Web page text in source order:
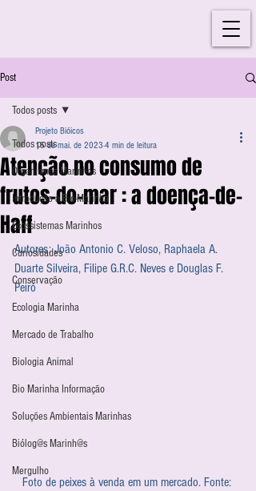
Post
Todos posts
Organismos Marinhos
Introdução à Bio-Marinha
Ecossistemas Marinhos
Curiosidades
Conservação
Ecologia Marinha
Mercado de Trabalho
Biologia Animal
Bio Marinha Informação
Soluções Ambientais Marinhas
Biólog@s Marinh@s
Mergulho
Todos posts
Atenção no consumo de
frutos-do-mar : a doença-de-
Haff
Projeto Bióicos
15 de mai. de 2023 4 min de leitura
Autores: João Antonio C. Veloso, Raphaela A.
Duarte Silveira, Filipe G.R.C. Neves e Douglas F.
Peiró
Foto de peixes à venda em um mercado. Fonte: